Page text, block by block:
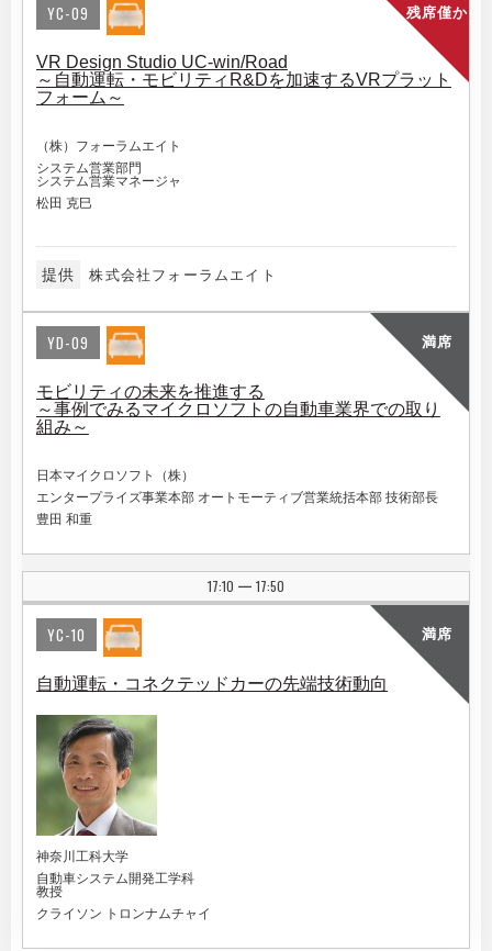
残席僅か
YC-09
VR Design Studio UC-win/Road
～自動運転・モビリティR&Dを加速するVRプラット
フォーム～
（株）フォーラムエイト
システム営業部門
システム営業マネージャ
松田 克巳
提供 株式会社フォーラムエイト
満席
YD-09
モビリティの未来を推進する
～事例でみるマイクロソフトの自動車業界での取り
組み～
日本マイクロソフト（株）
エンタープライズ事業本部 オートモーティブ営業統括本部 技術部長
豊田 和重
17:10 | 17:50
満席
YC-10
自動運転・コネクテッドカーの先端技術動向
神奈川工科大学
自動車システム開発工学科
教授
クライソン トロンナムチャイ